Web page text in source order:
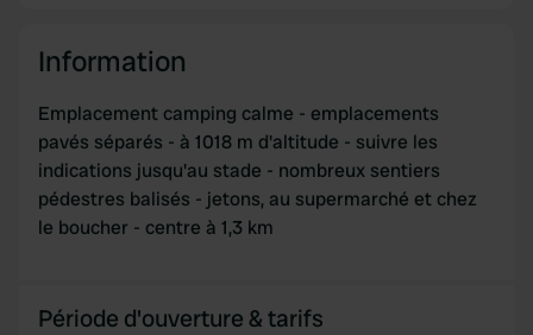
Information
Emplacement camping calme - emplacements
pavés séparés - à 1018 m d'altitude - suivre les
indications jusqu'au stade - nombreux sentiers
pédestres balisés - jetons, au supermarché et chez
le boucher - centre à 1,3 km
Période d'ouverture & tarifs